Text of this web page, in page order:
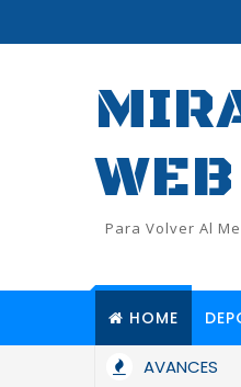
WEB
Para Volver Al
HOME
AVANCES